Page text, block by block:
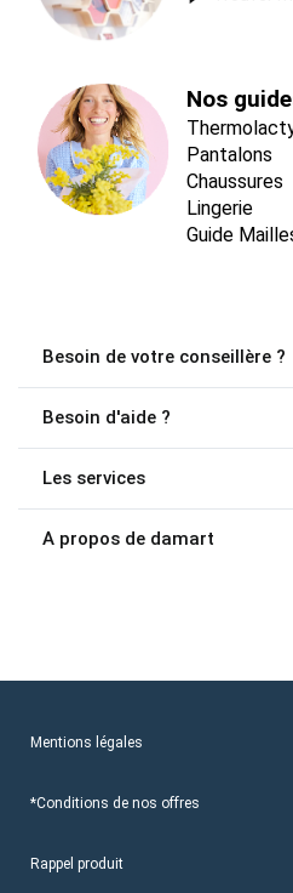
Nos
Pantalons
Chaussures
Lingerie
Guide
Besoin de votre conseillère ?
Besoin d'aide ?
Les services
A propos de damart
Mentions légales
*Conditions de nos offres
Rappel produit